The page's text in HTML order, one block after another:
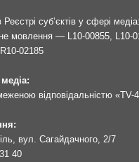
Реєстрі суб’єктів у сфері медіа:
мовлення — L10-00855, L10-
02185
відповідальністю «TV-
вул. Сагайдачного, 2/7
40